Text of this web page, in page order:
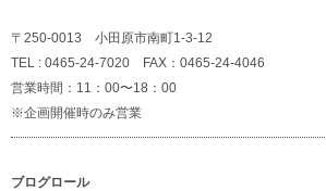
〒250-0013 小田原市南町1-3-12
TEL : 0465-24-7020 FAX：0465-24-4046
営業時間：11：00〜18：00
※企画開催時のみ営業
ブログロール